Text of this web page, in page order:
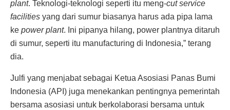
plant. Teknologi-teknologi seperti itu meng-cut service
facilities yang dari sumur biasanya harus ada pipa lama
ke power plant. Ini pipanya hilang, power plantnya ditaruh
di sumur, seperti itu manufacturing di Indonesia,” terang
dia.
Julfi yang menjabat sebagai Ketua Asosiasi Panas Bumi
Indonesia (API) juga menekankan pentingnya pemerintah
bersama asosiasi untuk berkolaborasi bersama untuk